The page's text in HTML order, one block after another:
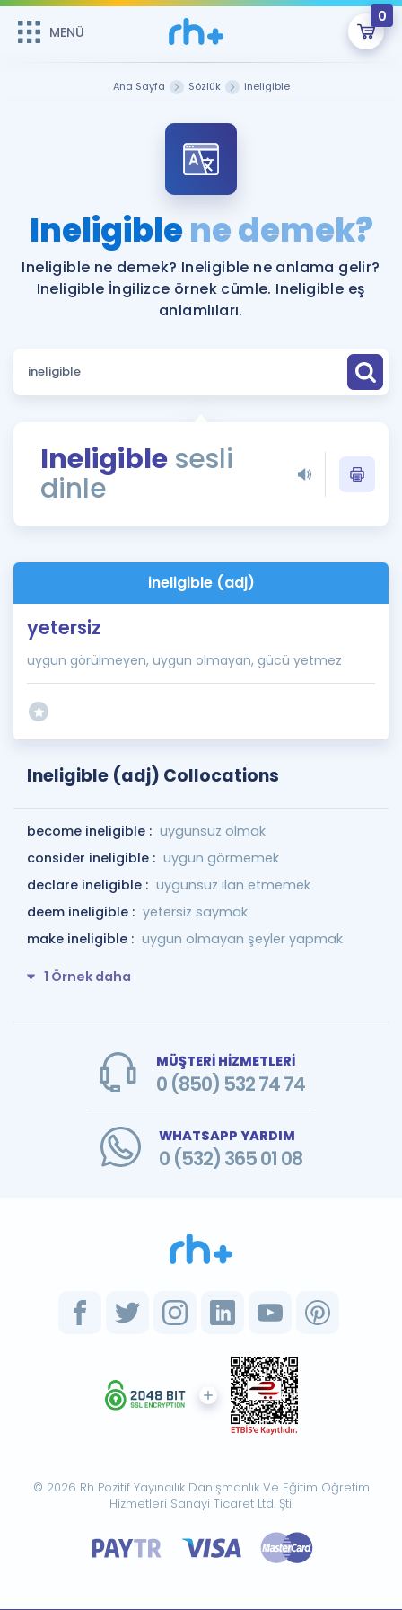
MENÜ
0
ÜYE DEĞİLİM
Sepetin Şu An Boş.
Remzi Hoca ile seni sınava hazırlayacak onlarca eğitim seni
bekliyor!
MENÜ
Katılımcı Görüşleri
Faydalı Araçlar
Sözlük
Rehberlik Aracı
ÖSYM Sınav Takvimi
İngilizce Gramer
Hakkımızda
Ana Sayfa Sözlük ineligible
Ineligiblene demek?
Ineligible ne demek? Ineligible ne anlama gelir?
Ineligible İngilizce örnek cümle. Ineligible eş
anlamlıları.
Ineligible sesli
dinle
ineligible (adj)
yetersiz
uygun görülmeyen, uygun olmayan, gücü yetmez
Ineligible (adj) Collocations
become ineligible : uygunsuz olmak
consider ineligible : uygun görmemek
declare ineligible : uygunsuz ilan etmemek
deem ineligible : yetersiz saymak
make ineligible : uygun olmayan şeyler yapmak
1 Örnek daha
MÜŞTERİ HİZMETLERİ
0 (850) 532 74 74
WHATSAPP YARDIM
0 (532) 365 01 08
© 2026 Rh Pozitif Yayıncılık Danışmanlık Ve Eğitim Öğretim
Hizmetleri Sanayi Ticaret Ltd. Şti.